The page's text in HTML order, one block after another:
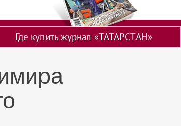
Где купить журнал «ТАТАРСТАН»